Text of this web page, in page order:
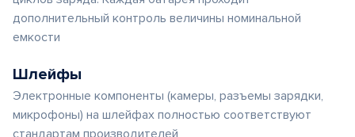
дополнительный контроль величины номинальной
емкости
Шлейфы
Электронные компоненты (камеры, разъемы зарядки,
микрофоны) на шлейфах полностью соответствуют
стандартам производителей